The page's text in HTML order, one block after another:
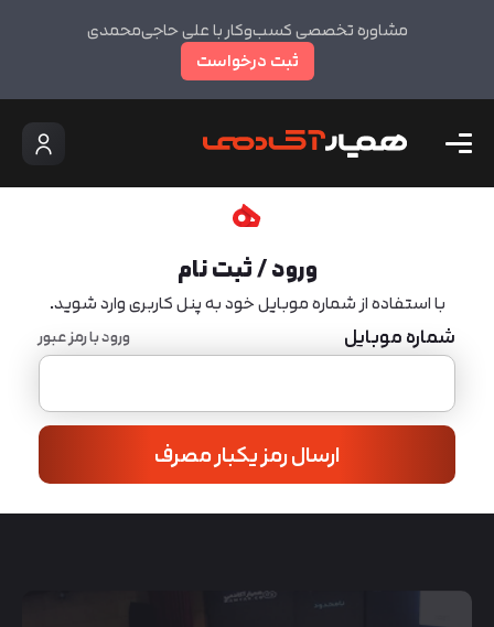
مشاوره تخصصی کسب‌وکار با علی حاجی‌محمدی
ثبت درخواست
ورود / ثبت نام
با استفاده از شماره موبایل خود به پنل کاربری وارد شوید.
شماره موبایل ورود با رمز عبور
ارسال رمز یکبار مصرف